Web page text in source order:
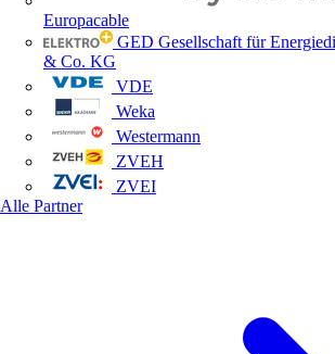
Europacable
GED Gesellschaft für
& Co. KG
VDE
Weka
Westermann
ZVEH
ZVEI
Alle Partner